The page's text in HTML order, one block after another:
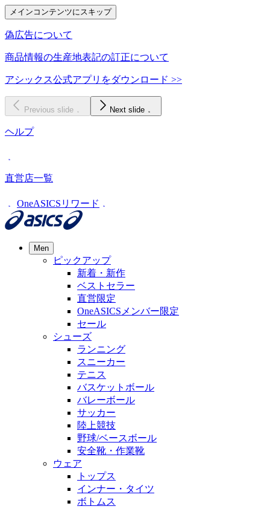
メインコンテンツにスキップ
偽広告について
商品情報の生産地表記の訂正について
アシックス公式アプリをダウンロード >>
Previous slide Next slide
ヘルプ
直営店一覧
OneASICSリワード
Men
ピックアップ
新着・新作
ベストセラー
直営限定
OneASICSメンバー限定
セール
シューズ
ランニング
スニーカー
テニス
バスケットボール
バレーボール
サッカー
陸上競技
野球/ベースボール
安全靴・作業靴
ウェア
トップス
インナー・タイツ
ボトムス